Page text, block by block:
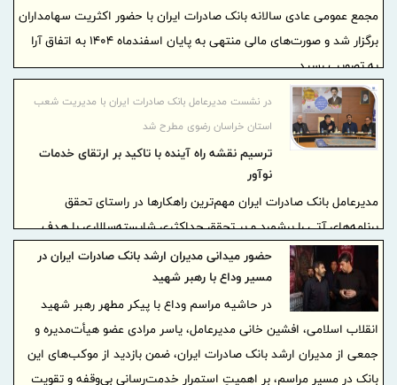
مجمع عمومی عادی سالانه بانک صادرات ایران با حضور اکثریت سهامداران
برگزار شد و صورت‌های مالی منتهی به پایان اسفندماه ۱۴۰۴ به اتفاق آرا
به تصویب رسید.
در نشست مدیرعامل بانک صادرات ایران با مدیریت شعب
استان خراسان رضوی مطرح شد
ترسیم نقشه راه آینده با تاکید بر ارتقای خدمات
نوآور
مدیرعامل بانک صادرات ایران مهم‌ترین راهکارها در راستای تحقق
برنامه‌های آتی را برشمرد و بر تحقق حداکثری شایسته‌سالاری با هدف
ارائه خدمات مطلوب به مشتریان تاکید کرد.حضور میدانی مدیران ارشد بانک صادرات ایران در
مسیر وداع با رهبر شهید
در حاشیه مراسم وداع با پیکر مطهر رهبر شهید
انقلاب اسلامی، افشین خانی مدیرعامل، یاسر مرادی عضو هیأت‌مدیره و
جمعی از مدیران ارشد بانک صادرات ایران، ضمن بازدید از موکب‌های این
بانک در مسیر مراسم، بر اهمیتِ استمرار خدمت‌رسانی بی‌وقفه و تقویت